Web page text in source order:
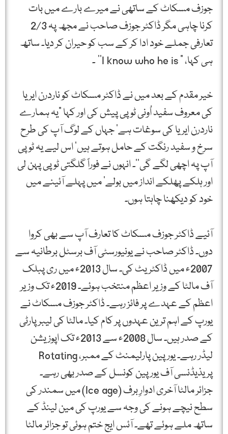
جوزف مسکاٹ کے ساتھی نے میرے بارے میں بات
کرنا چاہی مگر ڈاکٹر جوزف صاحب نے مجھ پہ 2/3
تعارفی جملے خود ادا کر کے سب کو حیران کر دیا۔ ساتھ
ہی کہا، ” I know who he is‘‘ ۔
خیر مقدم کے بعد میں نے ڈاکٹر مسکاٹ کو ناردرن ایریا
کی معروف سفید اُونی ٹوپی پیش کی اور کہا ”یہ ہمارے
ناردرن ایریا کی سوغات ہے‘ جہاں کے لوگ آپ کی طرح
سرخ و سفید رنگت کے حامل ہوتے ہیں‘ اس لیے یہ ٹوپی
آپ پہ اچھی لگے گی‘‘۔ انہوں نے فوراً گلگتی ٹوپی پہن لی
اور ہلکے پھلکے انداز میں بولے‘ میں پہلے آئینے میں
خود کو دیکھنا چاہتا ہوں۔
آئیے ڈاکٹر جوزف مسکاٹ کا تعارف آپ سے بھی کروا
دوں۔ ڈاکٹر صاحب نے یونیورسٹی آف برسٹل برطانیہ سے
2007ء میں ڈاکٹریٹ کی۔ سال 2013ء میں ری پبلک
آف مالٹا کے وزیر اعظم منتخب ہوئے۔ 2019ء تک وزیر
اعظم کے عہدے پر فائز رہے۔ ڈاکٹر جوزف مسکاٹ نے
یورپ کے اہم ترین عہدوں پر کام کیا۔ مالٹا کی لیبر پارٹی
کے صدر ہیں۔ سال 2008ء سے 2013ء تک اپوزیشن
لیڈر رہے۔ یورپین پارلیمنٹ کے ممبر، Rotating
پریذیڈنسی آف یورپین کونسل کے صدر بھی رہے۔
جزائر مالٹا آخری ادوارِ برف (Ice age) میں سمندر کی
سطح نیچے ہونے کی وجہ سے یورپ کی مین لینڈ کے
ساتھ ملے ہوئے تھے۔ آئس ایج ختم ہوئی تو جزائر مالٹا